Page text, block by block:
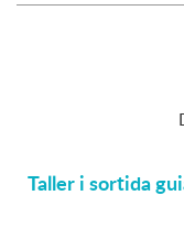
Taller i sortida